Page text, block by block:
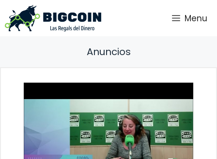
Saltar
al
contenido
Menu
Anuncios